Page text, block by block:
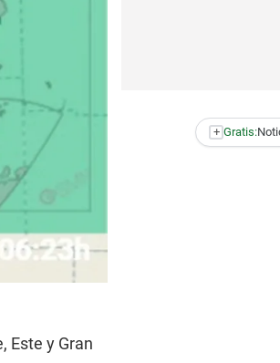
Este y Gran
+ Gratis: